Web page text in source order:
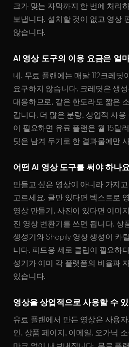
크가 맞는 자막까지 한 번에 처리하
보냅니다. 설치할 것이 없고 영상
않습니다.
AI 영상 도구의 이용 요금은 얼
네. 무료 플랜에는 매달 112크레딧
요구하지 않습니다. 크레딧은 생
대응하므로, 같은 한도라도 짧은
갑니다. 더 많은 분량, 상업적 사
이 필요하면 유료 플랜은 월 15달
딧은 남겨 두기로 한 결과물에만
어떤 AI 영상 도구를 써야 하나요
만들고 싶은 영상이 아니라 가지
고르세요. 글만 있다면 텍스트로
영상 만들기, 사진이 있다면 이미
진 영상 변환기를 쓰면 됩니다. 상
생성기와 Shopify 영상 생성이 카
니다. 피드용 세로 클립이 필요하
성기가 이미 각 플랫폼의 비율과
있습니다.
영상을 상업적으로 사용할 수
유료 플랜에서 만든 영상은 사용
인, 상품 페이지, 이메일, 오가닉